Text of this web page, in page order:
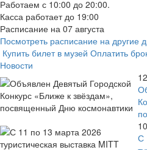
Работаем с 10:00 до 20:00.
Касса работает до 19:00
Расписание на 07 августа
Посмотреть расписание на другие
Купить билет в музей Оплатить
Новости
С